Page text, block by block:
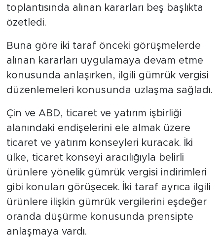
toplantısında alınan kararları beş başlıkta
özetledi.
Buna göre iki taraf önceki görüşmelerde
alınan kararları uygulamaya devam etme
konusunda anlaşırken, ilgili gümrük vergisi
düzenlemeleri konusunda uzlaşma sağladı.
Çin ve ABD, ticaret ve yatırım işbirliği
alanındaki endişelerini ele almak üzere
ticaret ve yatırım konseyleri kuracak. İki
ülke, ticaret konseyi aracılığıyla belirli
ürünlere yönelik gümrük vergisi indirimleri
gibi konuları görüşecek. İki taraf ayrıca ilgili
ürünlere ilişkin gümrük vergilerini eşdeğer
oranda düşürme konusunda prensipte
anlaşmaya vardı.